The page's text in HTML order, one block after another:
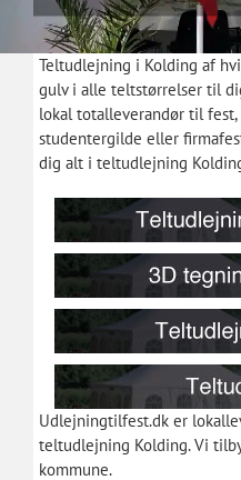
Teltudlejning i Kolding af
gulv i alle teltstørrelser til
lokal totalleverandør til
studentergilde eller
dig alt i teltudlejning
Udlejningtilfest.dk er
teltudlejning Kolding. Vi
kommune.